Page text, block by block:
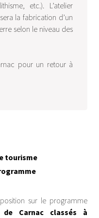
etc.). L’atelier
la fabrication d’un
selon le niveau des
pour un retour à
tourisme
sur le programme
Carnac classés à